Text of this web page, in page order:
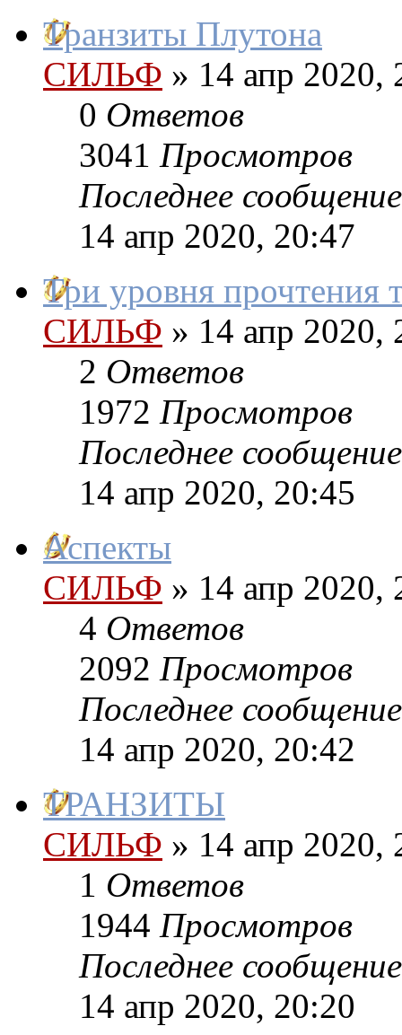
Транзиты Плутона
СИЛЬФ » 14 апр 2020,
0 Ответов
3041 Просмотров
Последнее сообщение
14 апр 2020, 20:47
Три уровня прочтения
СИЛЬФ » 14 апр 2020,
2 Ответов
1972 Просмотров
Последнее сообщение
14 апр 2020, 20:45
Аспекты
СИЛЬФ » 14 апр 2020,
4 Ответов
2092 Просмотров
Последнее сообщение
14 апр 2020, 20:42
ТРАНЗИТЫ
СИЛЬФ » 14 апр 2020,
1 Ответов
1944 Просмотров
Последнее сообщение
14 апр 2020, 20:20